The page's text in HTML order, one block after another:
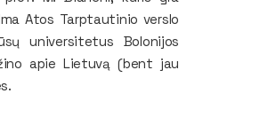
Atos Tarptautinio verslo
universitetus Bolonijos
apie Lietuvą (bent jau